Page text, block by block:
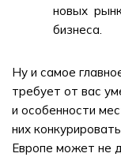
новых
бизнеса.
Ну и самое
требует от вас
и особенности
них
Европе может не